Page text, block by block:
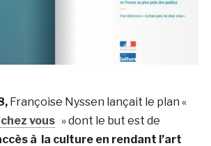
Françoise Nyssen lançait le plan «
vous » dont le but est de
à la culture en rendant l’art